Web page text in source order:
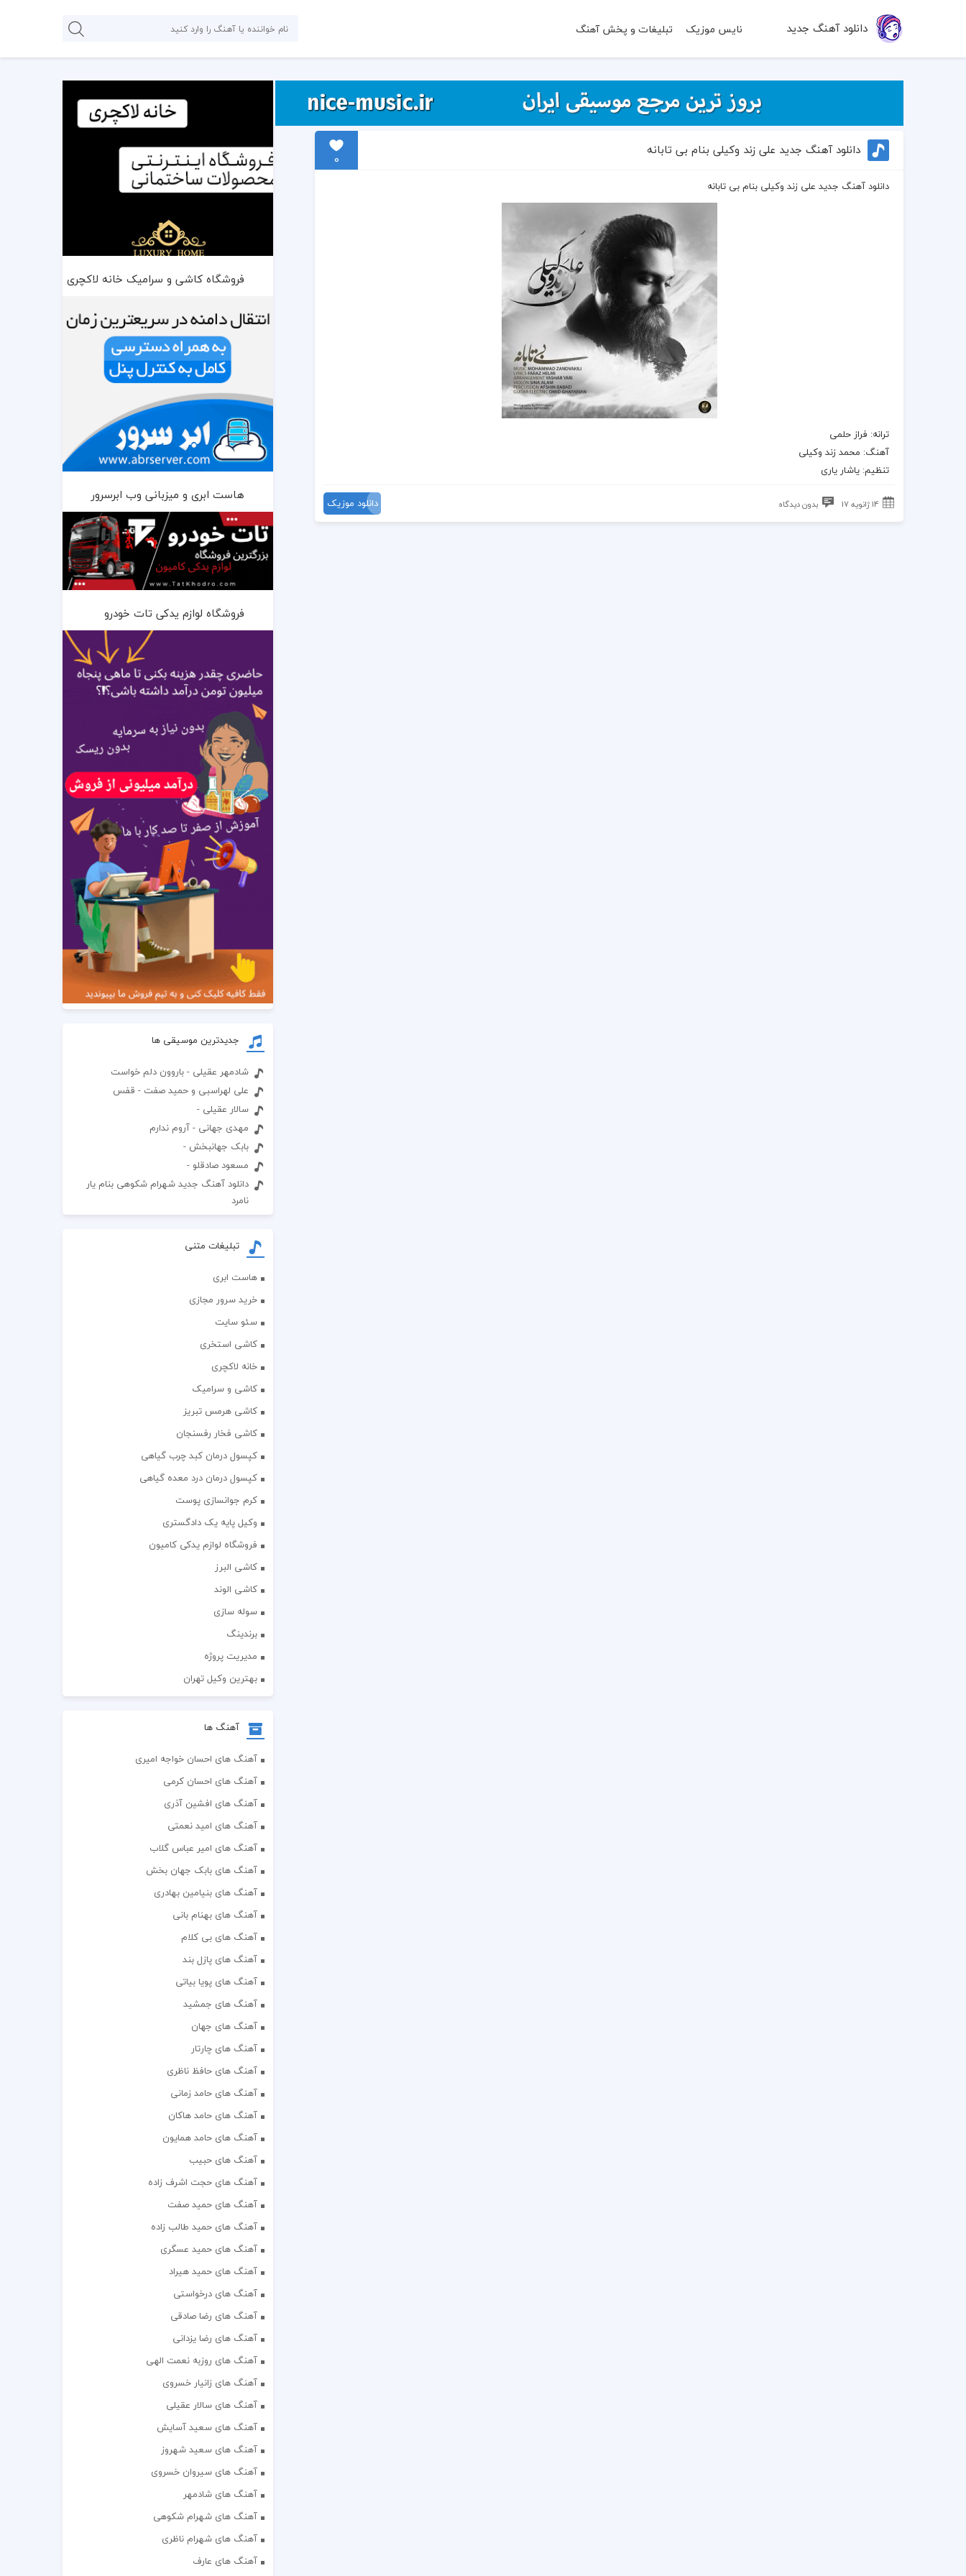
دانلود آهنگ جدید نایس موزیک تبلیغات و پخش آهنگ
دانلود آهنگ جدید علی زند وکیلی بنام بی تابانه
0
دانلود آهنگ جدید علی زند وکیلی بنام بی تابانه
ترانه: فراز حلمی
آهنگ: محمد زند وکیلی
تنظیم: یاشار یاری
14 ژانویه 17 بدون دیدگاه دانلود موزیک
فروشگاه کاشی و سرامیک خانه لاکچری
هاست ابری و میزبانی وب ابرسرور
فروشگاه لوازم یدکی تات خودرو
جدیدترین موسیقی ها
شادمهر عقیلی - باروون دلم خواست
علی لهراسبی و حمید صفت - قفس
سالار عقیلی -
مهدی جهانی - آروم ندارم
بابک جهانبخش -
مسعود صادقلو -
دانلود آهنگ جدید شهرام شکوهی بنام یار
نامرد
تبلیغات متنی
هاست ابری
خرید سرور مجازی
سئو سایت
کاشی استخری
خانه لاکچری
کاشی و سرامیک
کاشی هرمس تبریز
کاشی فخار رفسنجان
کپسول درمان کبد چرب گیاهی
کپسول درمان درد معده گیاهی
کرم جوانسازی پوست
وکیل پایه یک دادگستری
فروشگاه لوازم یدکی کامیون
کاشی البرز
کاشی الوند
سوله سازی
برندینگ
مدیریت پروژه
بهترین وکیل تهران
آهنگ ها
آهنگ های احسان خواجه امیری
آهنگ های احسان کرمی
آهنگ های افشین آذری
آهنگ های امید نعمتی
آهنگ های امیر عباس گلاب
آهنگ های بابک جهان بخش
آهنگ های بنیامین بهادری
آهنگ های بهنام بانی
آهنگ های بی کلام
آهنگ های پازل بند
آهنگ های پویا بیاتی
آهنگ های جمشید
آهنگ های جهان
آهنگ های چارتار
آهنگ های حافظ ناظری
آهنگ های حامد زمانی
آهنگ های حامد هاکان
آهنگ های حامد همایون
آهنگ های حبیب
آهنگ های حجت اشرف زاده
آهنگ های حمید صفت
آهنگ های حمید طالب زاده
آهنگ های حمید عسگری
آهنگ های حمید هیراد
آهنگ های درخواستی
آهنگ های رضا صادقی
آهنگ های رضا یزدانی
آهنگ های روزبه نعمت الهی
آهنگ های زانیار خسروی
آهنگ های سالار عقیلی
آهنگ های سعید آسایش
آهنگ های سعید شهروز
آهنگ های سیروان خسروی
آهنگ های شادمهر
آهنگ های شهرام شکوهی
آهنگ های شهرام ناظری
آهنگ های عارف